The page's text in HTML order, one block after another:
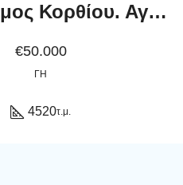
Κόρθι. Όρμος Κορθίου. Αγροτεμάχιο 4.520 τ.μ. με ωραία θέα στη θάλασσα και στον Όρμο.
€50.000
ΓΗ
4520τ.μ.